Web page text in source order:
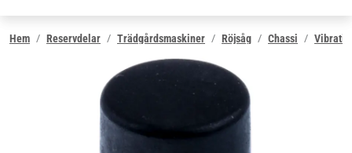
Hem Reservdelar Trädgårdsmaskiner Röjsåg Chassi